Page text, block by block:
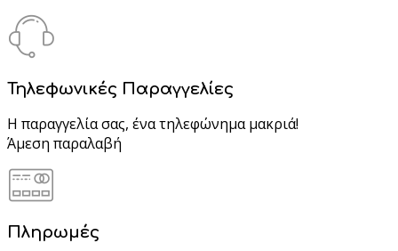
Τηλεφωνικές Παραγγελίες
Η παραγγελία σας, ένα τηλεφώνημα μακριά!
Άμεση παραλαβή
Πληρωμές